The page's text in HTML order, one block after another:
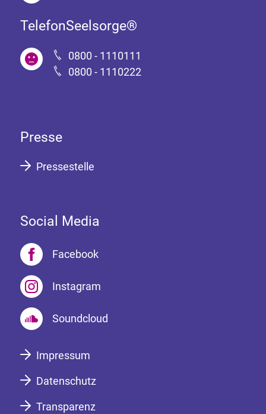
TelefonSeelsorge®
0800 - 1110111
0800 - 1110222
Presse
Pressestelle
Social Media
Facebook
Instagram
Soundcloud
Impressum
Datenschutz
Transparenz